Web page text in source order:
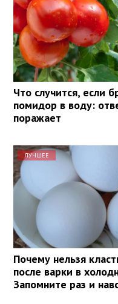
Что случится, если
помидор в воду:
поражает
ЛУЧШЕЕ
Почему нельзя
после варки в
Запомните раз и